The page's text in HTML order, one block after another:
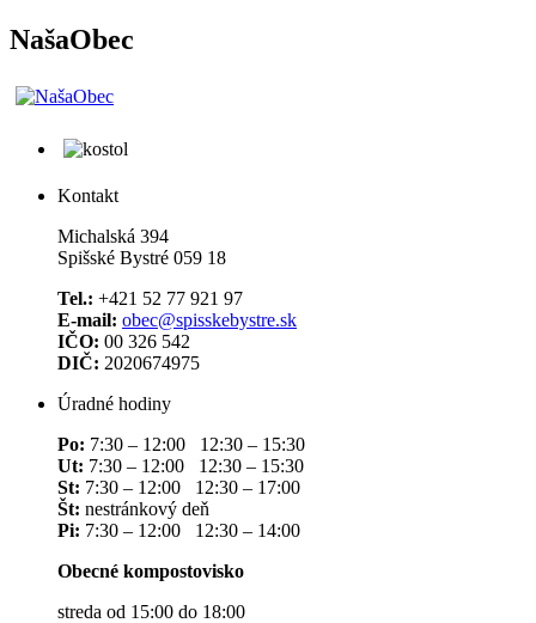
NašaObec
Kontakt
Michalská 394
Spišské Bystré 059 18
Tel.: +421 52 77 921 97
E-mail: obec@spisskebystre.sk
IČO: 00 326 542
DIČ: 2020674975
Úradné hodiny
Po: 7:30 – 12:00 12:30 – 15:30
Ut: 7:30 – 12:00 12:30 – 15:30
St: 7:30 – 12:00 12:30 – 17:00
Št: nestránkový deň
Pi: 7:30 – 12:00 12:30 – 14:00
Obecné kompostovisko
streda od 15:00 do 18:00